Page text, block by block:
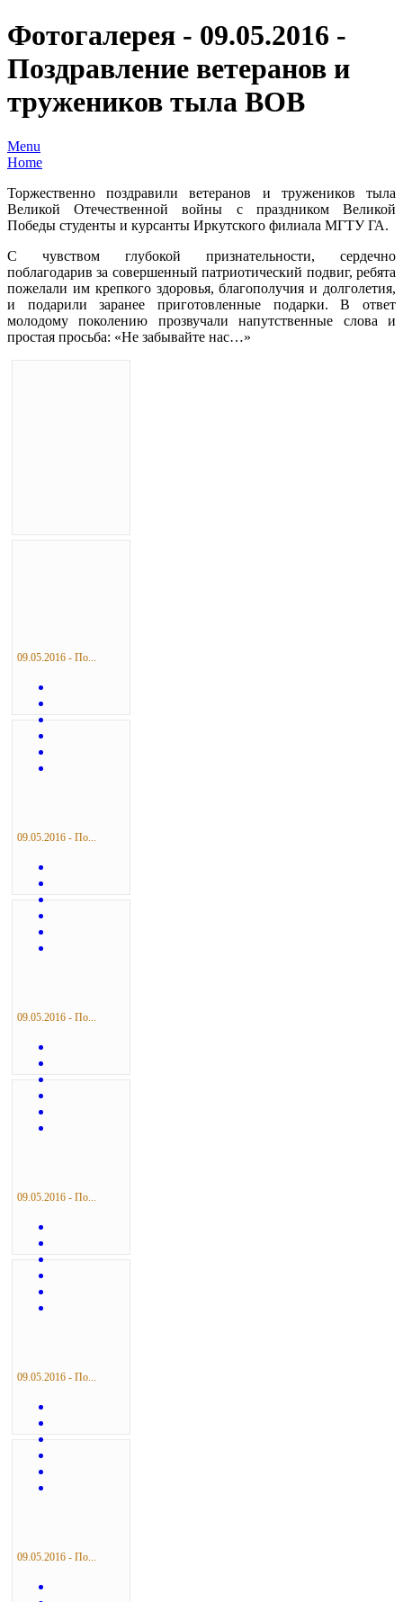
Фотогалерея - 09.05.2016 -
Поздравление ветеранов и
тружеников тыла ВОВ
Menu
Home
Торжественно поздравили ветеранов и тружеников тыла
Великой Отечественной войны с праздником Великой
Победы студенты и курсанты Иркутского филиала МГТУ ГА.
С чувством глубокой признательности, сердечно
поблагодарив за совершенный патриотический подвиг, ребята
пожелали им крепкого здоровья, благополучия и долголетия,
и подарили заранее приготовленные подарки. В ответ
молодому поколению прозвучали напутственные слова и
простая просьба: «Не забывайте нас…»
09.05.2016 - По...
09.05.2016 - По...
09.05.2016 - По...
09.05.2016 - По...
09.05.2016 - По...
09.05.2016 - По...